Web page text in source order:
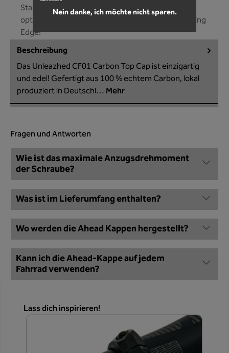
Standard 1 1/8 Zoll Gabelschaftaufnahme! Die
optimale Passform wir gestützt durch unsere Fitting
Edge!
Beschreibung
Das Unleazhed CF01 Carbon Top Cap ist einzigartig
und edel! Gefertigt aus 100 % echtem Carbon, lokal
produziert in Deutschl… Mehr
Fragen und Antworten
Wie ist das maximale Anzugsdrehmoment
der Schraube?
Was ist im Lieferumfang enthalten?
Wo werden die Ahead Kappen hergestellt?
Kann ich die Ahead-Kappe auf jedem
Fahrrad verwenden?
Produktgalerie überspringen
Lass dich inspirieren!
Nein danke, ich möchte nicht sparen.